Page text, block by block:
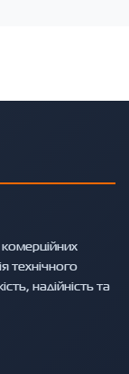
технічного
надійність та